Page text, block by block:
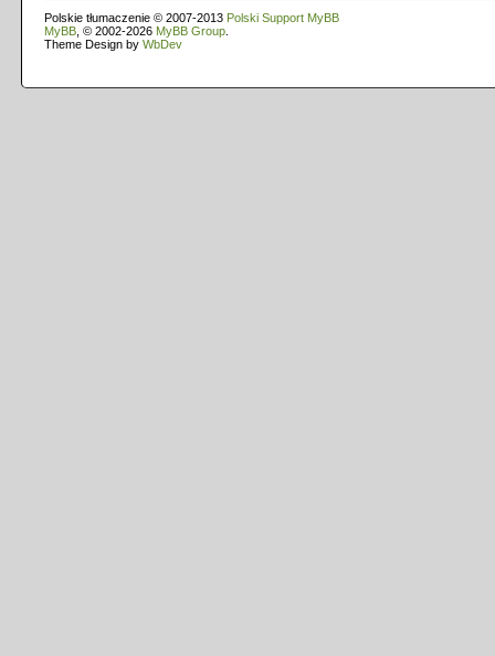
Polskie tłumaczenie © 2007-2013 Polski Support MyBB
MyBB , © 2002-2026 MyBB Group
Theme Design by WbDev